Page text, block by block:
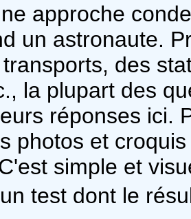
approche
un astronaute.
des
la plupart des
réponses ici.
photos et
simple et
test dont le